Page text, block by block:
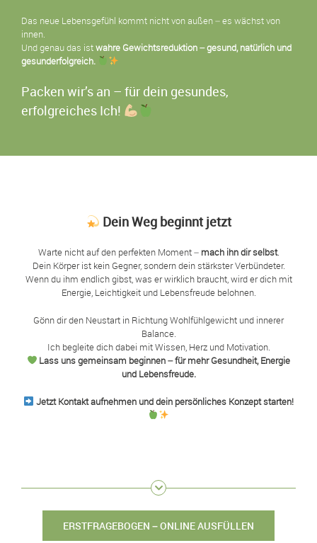
Das neue Lebensgefühl kommt nicht von außen – es wächst von
innen.
Und genau das istwahre Gewichtsreduktion – gesund, natürlich und
gesunderfolgreich.
Packen wir’s an – für dein gesundes,
erfolgreiches Ich!
Dein Weg beginnt jetzt
Warte nicht auf den perfekten Moment – mach ihn dir selbst.
Dein Körper ist kein Gegner, sondern dein stärkster Verbündeter.
Wenn du ihm endlich gibst, was er wirklich braucht, wird er dich mit
Energie, Leichtigkeit und Lebensfreude belohnen.
Gönn dir den Neustart in Richtung Wohlfühlgewicht und innerer
Balance.
Ich begleite dich dabei mit Wissen, Herz und Motivation.
Lass uns gemeinsam beginnen – für mehr Gesundheit, Energie
und Lebensfreude.
Jetzt Kontakt aufnehmen und dein persönliches Konzept starten!
ERSTFRAGEBOGEN – ONLINE AUSFÜLLEN